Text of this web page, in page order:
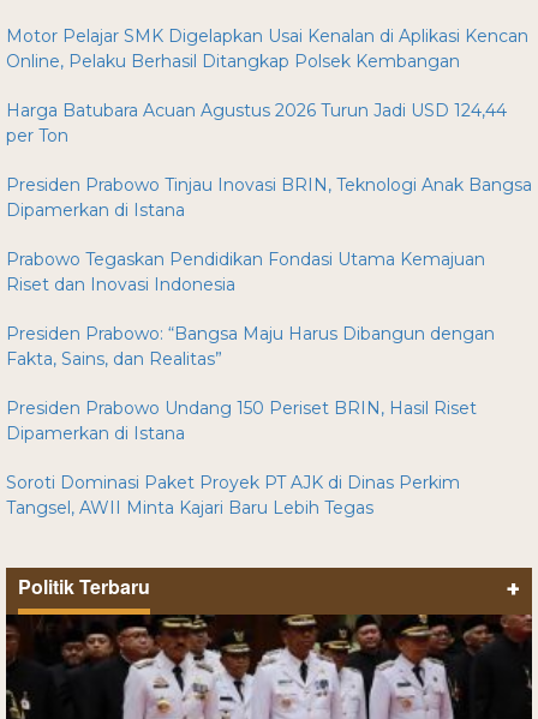
Motor Pelajar SMK Digelapkan Usai Kenalan di Aplikasi Kencan
Online, Pelaku Berhasil Ditangkap Polsek Kembangan
Harga Batubara Acuan Agustus 2026 Turun Jadi USD 124,44
per Ton
Presiden Prabowo Tinjau Inovasi BRIN, Teknologi Anak Bangsa
Dipamerkan di Istana
Prabowo Tegaskan Pendidikan Fondasi Utama Kemajuan
Riset dan Inovasi Indonesia
Presiden Prabowo: “Bangsa Maju Harus Dibangun dengan
Fakta, Sains, dan Realitas”
Presiden Prabowo Undang 150 Periset BRIN, Hasil Riset
Dipamerkan di Istana
Soroti Dominasi Paket Proyek PT AJK di Dinas Perkim
Tangsel, AWII Minta Kajari Baru Lebih Tegas
Politik Terbaru +